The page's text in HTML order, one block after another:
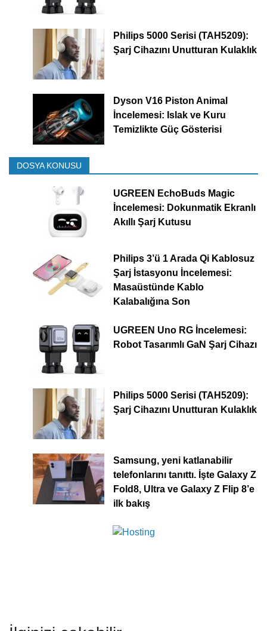
Philips 5000 Serisi (TAH5209):
Şarj Cihazını Unutturan Kulaklık
Dyson V16 Piston Animal
İncelemesi: Islak ve Kuru
Temizlikte Güç Gösterisi
DOSYA KONUSU
UGREEN EchoBuds Magic
İncelemesi: Dokunmatik Ekranlı
Akıllı Şarj Kutusu
Philips 3’ü 1 Arada Qi Kablosuz
Şarj İstasyonu İncelemesi:
Masaüstünde Kablo
Kalabalığına Son
UGREEN Uno RG İncelemesi:
Robot Tasarımlı GaN Şarj Cihazı
Philips 5000 Serisi (TAH5209):
Şarj Cihazını Unutturan Kulaklık
Samsung, yeni katlanabilir
telefonlarını tanıttı. İşte Galaxy Z
Fold8, Ultra ve Galaxy Z Flip 8’e
ilk bakış